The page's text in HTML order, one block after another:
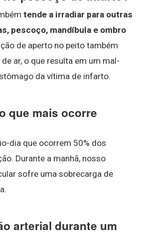
tende a irradiar para outras
pescoço, mandíbula e ombro
de aperto no peito também
ar, o que resulta em um mal-
da vítima de infarto.
que mais ocorre
dia que ocorrem 50% dos
Durante a manhã, nosso
sofre uma sobrecarga de
arterial durante um